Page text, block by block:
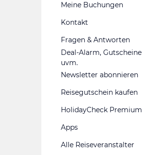
Meine Buchungen
Kontakt
Fragen & Antworten
Deal-Alarm, Gutscheine
uvm.
Newsletter abonnieren
Reisegutschein kaufen
HolidayCheck Premium
Apps
Alle Reiseveranstalter